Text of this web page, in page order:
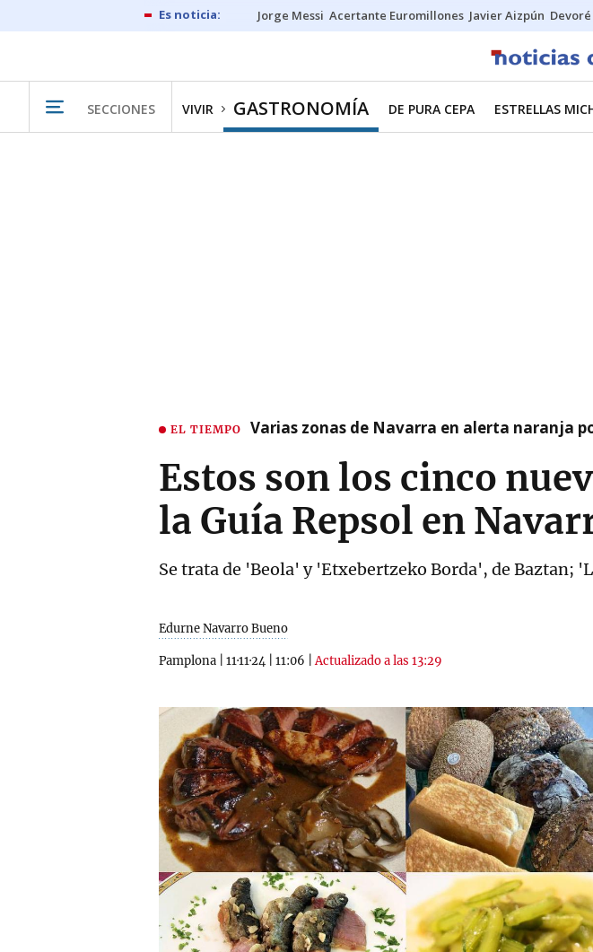
Jorge Messi Acertante Euromillones Javier Aizpún Devoré
SECCIONES VIVIR GASTRONOMÍA DE PURA CEPA ESTRELLAS
EL TIEMPO Varias zonas de Navarra en alerta naranja
Estos son los cinco
la Guía Repsol en
Se trata de 'Beola' y 'Etxebertzeko Borda', de Baztan;
Edurne Navarro Bueno
Pamplona 11·11·24 11:06 |Actualizado a las 13:29